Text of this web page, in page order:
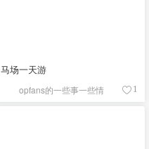
马场一天游
opfans的一些事一些情 1